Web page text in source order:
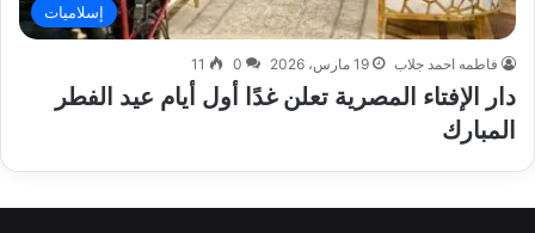
إسلاميات
فاطمه احمد جلاب 19 مارس، 2026 0
11
دار الإفتاء المصرية تعلن غدًا أول أيام عيد الفطر
المبارك